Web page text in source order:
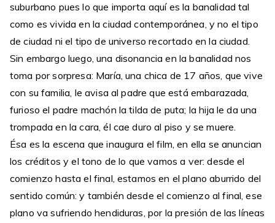
suburbano pues lo que importa aquí es la banalidad tal
como es vivida en la ciudad contemporánea, y no el tipo
de ciudad ni el tipo de universo recortado en la ciudad.
Sin embargo luego, una disonancia en la banalidad nos
toma por sorpresa: María, una chica de 17 años, que vive
con su familia, le avisa al padre que está embarazada,
furioso el padre machón la tilda de puta; la hija le da una
trompada en la cara, él cae duro al piso y se muere.
Ésa es la escena que inaugura el film, en ella se anuncian
los créditos y el tono de lo que vamos a ver: desde el
comienzo hasta el final, estamos en el plano aburrido del
sentido común: y también desde el comienzo al final, ese
plano va sufriendo hendiduras, por la presión de las líneas